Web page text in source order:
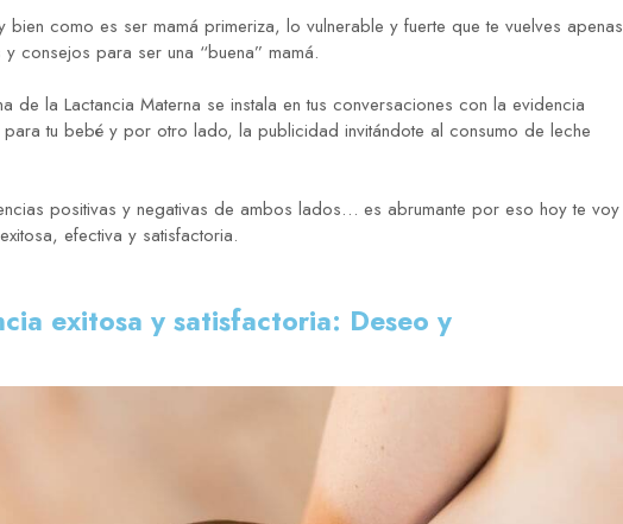
como es ser mamá primeriza, lo vulnerable y fuerte que te vuelves apenas
consejos para ser una “buena” mamá.
de la Lactancia Materna se instala en tus conversaciones con la evidencia
tu bebé y por otro lado, la publicidad invitándote al consumo de leche
positivas y negativas de ambos lados… es abrumante por eso hoy te voy
efectiva y satisfactoria.
exitosa y satisfactoria: Deseo y